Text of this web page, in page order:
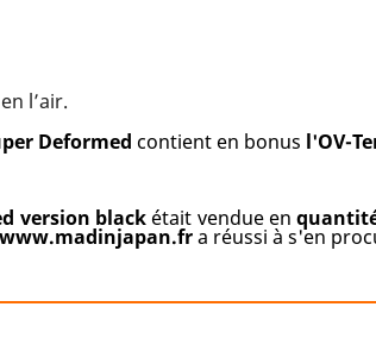
l’air.
Deformed contient en bonus l'OV-
version black était vendue en
www.madinjapan.fra réussi à s'en